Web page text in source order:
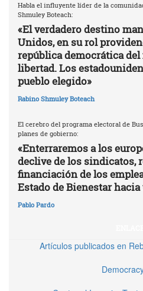
Habla el influyente líder de la
Shmuley Boteach:
«El verdadero destino
Unidos, en su rol
república democrática
libertad. Los
pueblo elegido»
Rabino Shmuley Boteach
El cerebro del programa electoral de
planes de gobierno:
«Enterraremos a los
declive de los sindicatos,
financiación de los
Estado de Bienestar
Pablo Pardo
Artículos publicados en